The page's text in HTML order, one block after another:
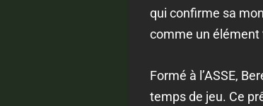
qui confirme sa
comme un élément
Formé à l’ASSE,
temps de jeu. Ce